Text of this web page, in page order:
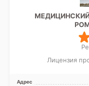
Лицензия
Адрес